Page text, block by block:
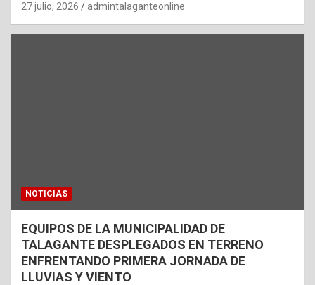
27 julio, 2026 admintalaganteonline
NOTICIAS
EQUIPOS DE LA MUNICIPALIDAD DE
TALAGANTE DESPLEGADOS EN TERRENO
ENFRENTANDO PRIMERA JORNADA DE
LLUVIAS Y VIENTO